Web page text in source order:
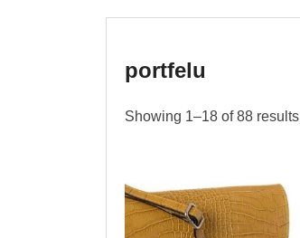
portfelu
Showing 1–18 of 88 results